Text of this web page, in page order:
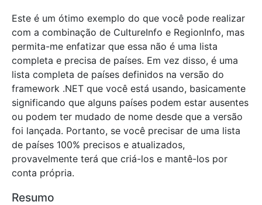
Este é um ótimo exemplo do que você pode realizar
com a combinação de CultureInfo e RegionInfo, mas
permita-me enfatizar que essa não é uma lista
completa e precisa de países. Em vez disso, é uma
lista completa de países definidos na versão do
framework .NET que você está usando, basicamente
significando que alguns países podem estar ausentes
ou podem ter mudado de nome desde que a versão
foi lançada. Portanto, se você precisar de uma lista
de países 100% precisos e atualizados,
provavelmente terá que criá-los e mantê-los por
conta própria.
Resumo